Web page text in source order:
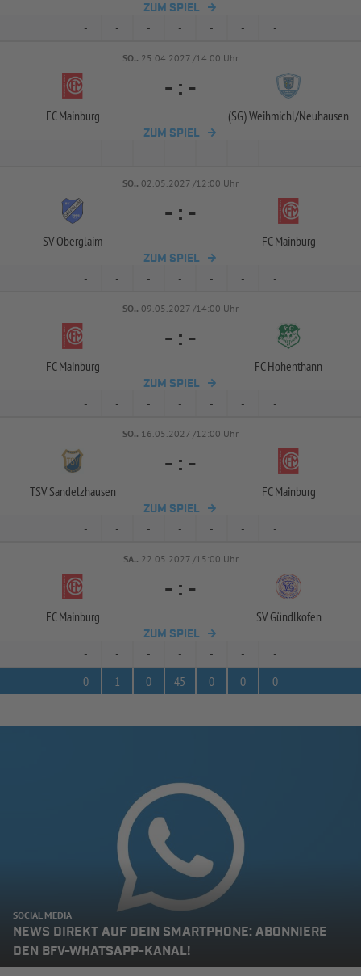
ZUM SPIEL
- - - - - - -
SO.. 25.04.2027 /14:00 Uhr
FC Mainburg
- : -
(SG) Weihmichl/Neuhausen
ZUM SPIEL
- - - - - - -
SO.. 02.05.2027 /12:00 Uhr
SV Oberglaim
- : -
FC Mainburg
ZUM SPIEL
- - - - - - -
SO.. 09.05.2027 /14:00 Uhr
FC Mainburg
- : -
FC Hohenthann
ZUM SPIEL
- - - - - - -
SO.. 16.05.2027 /12:00 Uhr
TSV Sandelzhausen
- : -
FC Mainburg
ZUM SPIEL
- - - - - - -
SA.. 22.05.2027 /15:00 Uhr
FC Mainburg
- : -
SV Gündlkofen
ZUM SPIEL
- - - - - -
-
0
1 0 45 0 0 0
SOCIAL MEDIA
NEWS DIREKT AUF DEIN SMARTPHONE: ABONNIERE
DEN BFV-WHATSAPP-KANAL!